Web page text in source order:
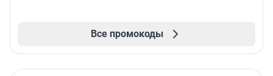
Все промокоды